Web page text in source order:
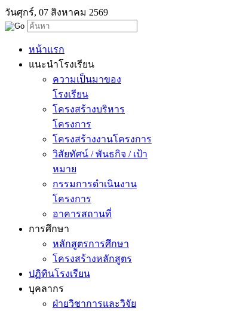
วันศุกร์, 07 สิงหาคม 2569
หน้าแรก
แนะนำโรงเรียน
ความเป็นมาของ
โรงเรียน
โครงสร้างบริหาร
โครงการ
โครงสร้างงานโครงการ
วิสัยทัศน์ / พันธกิจ / เป้า
หมาย
กรรมการดำเนินงาน
โครงการ
อาคารสถานที่
การศึกษา
หลักสูตรการศึกษา
โครงสร้างหลักสูตร
ปฏิทินโรงเรียน
บุคลากร
ฝ่ายวิชาการและวิจัย